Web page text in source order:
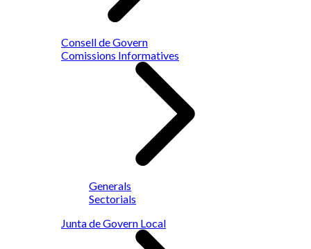
Consell de Govern
Comissions Informatives
Generals
Sectorials
Junta de Govern Local